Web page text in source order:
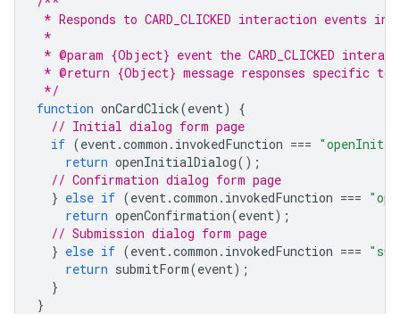
* Responds to CARD_CLICKED interaction events in
*
* @param {Object} event the CARD_CLICKED
* @return {Object} message responses specific
*/
function onCardClick(event)
{
// Initial dialog form page
if (event.common . invokedFunction ===
return openInitialDialog();
// Confirmation dialog form page
} else if (event.common . invokedFunction ===
return openConfirmation(event);
// Submission dialog form page
} else if (event.common . invokedFunction ===
return submitForm(event);
}
}